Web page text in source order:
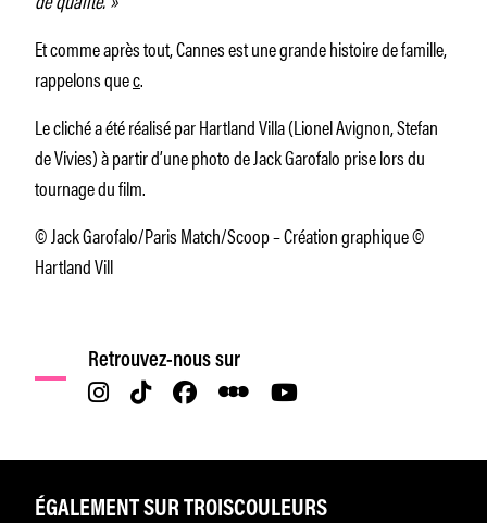
Et comme après tout, Cannes est une grande histoire de famille,
rappelons quec.
Le cliché a été réalisé par Hartland Villa (Lionel Avignon, Stefan
de Vivies) à partir d’une photo de Jack Garofalo prise lors du
tournage du film.
© Jack Garofalo/Paris Match/Scoop – Création graphique ©
Hartland Vill
Retrouvez-nous sur
ÉGALEMENT SUR TROISCOULEURS